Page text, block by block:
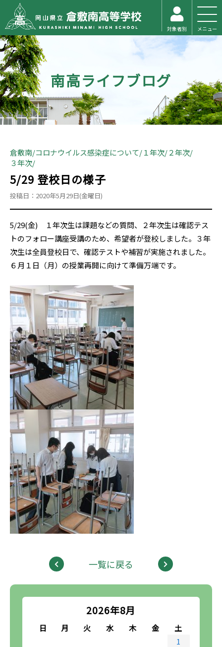
対象者別 メニュー
南高ライフブログ
2026年8月
日 月 火 水 木 金
土
1
倉敷南 コロナウイルス感染症について １年次 ２年次
３年次
5/29 登校日の様子
投稿日：2020年5月29日(金曜日)
5/29(金) １年次生は課題などの質問、２年次生は確認テス
トのフォロー講座受講のため、希望者が登校しました。３年
次生は全員登校日で、確認テストや補習が実施されました。
６月１日（月）の授業再開に向けて準備万端です。
一覧に戻る